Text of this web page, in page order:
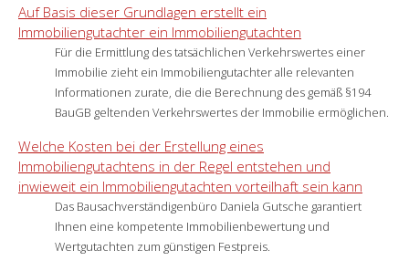
Auf Basis dieser Grundlagen erstellt ein
Immobiliengutachter ein Immobiliengutachten
Für die Ermittlung des tatsächlichen Verkehrswertes einer
Immobilie zieht ein Immobiliengutachter alle relevanten
Informationen zurate, die die Berechnung des gemäß §194
BauGB geltenden Verkehrswertes der Immobilie ermöglichen.
Welche Kosten bei der Erstellung eines
Immobiliengutachtens in der Regel entstehen und
inwieweit ein Immobiliengutachten vorteilhaft sein kann
Das Bausachverständigenbüro Daniela Gutsche garantiert
Ihnen eine kompetente Immobilienbewertung und
Wertgutachten zum günstigen Festpreis.